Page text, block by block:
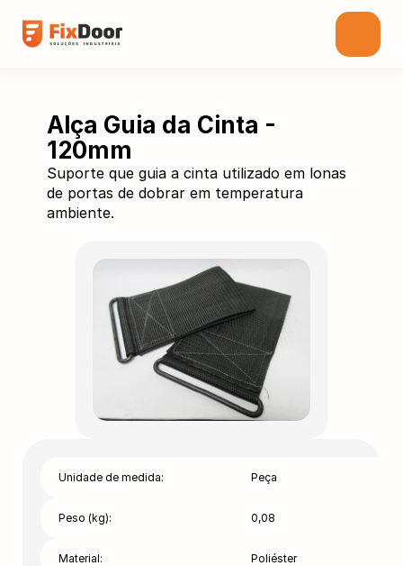
Alça Guia da Cinta -
120mm
Suporte que guia a cinta utilizado em lonas
de portas de dobrar em temperatura
ambiente.
Unidade de medida: Peça
Peso (kg): 0,08
Material: Poliéster